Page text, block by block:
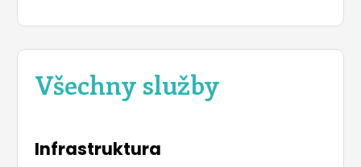
Všechny služby
Infrastruktura